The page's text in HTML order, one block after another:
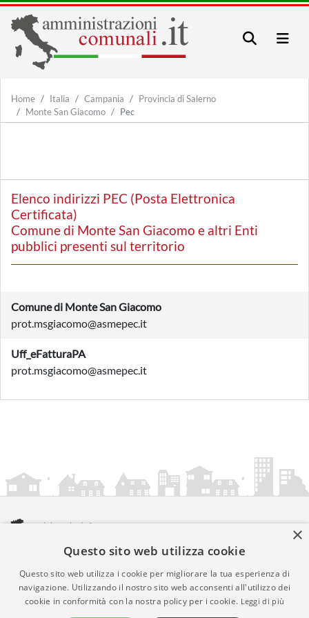
Home Italia Campania
Provincia di Salerno
Monte San Giacomo
Pec
Elenco indirizzi PEC (Posta Elettronica
Certificata)
Comune di Monte San Giacomo e altri Enti
pubblici presenti sul territorio
Comune di Monte San Giacomo
prot.msgiacomo@asmepec.it
Uff_eFatturaPA
prot.msgiacomo@asmepec.it
amministrazionicomunali.it è una iniziativa diartemedia.it
© Copyright MMXXIV - P.IVA 05400000724
Informazioni sul servizio |Informativa Privacy| Informativa
Cookies • Time 0.007
×
Questo sito web utilizza cookie
Questo sito web utilizza i cookie per migliorare la tua esperienza di
navigazione. Utilizzando il nostro sito web acconsenti all'utilizzo dei
cookie in conformità con la nostra policy per i cookie. Leggi di più